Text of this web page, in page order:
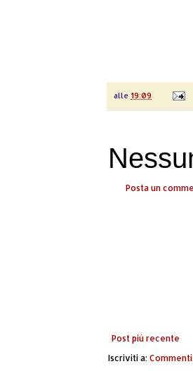
alle 19:09
Posta un
Post più recente
Iscriviti a: